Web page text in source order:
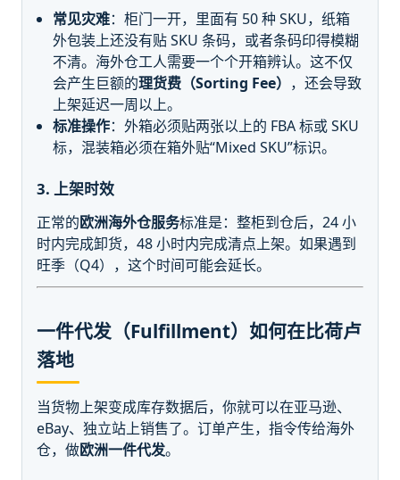
常见灾难：柜门一开，里面有 50 种 SKU，纸箱
外包装上还没有贴 SKU 条码，或者条码印得模糊
不清。海外仓工人需要一个个开箱辨认。这不仅
会产生巨额的理货费（Sorting Fee） ，还会导致
上架延迟一周以上。
标准操作：外箱必须贴两张以上的 FBA 标或 SKU
标，混装箱必须在箱外贴“Mixed SKU”标识。
3. 上架时效
正常的欧洲海外仓服务标准是：整柜到仓后，24 小
时内完成卸货，48 小时内完成清点上架。如果遇到
旺季（Q4），这个时间可能会延长。
一件代发（Fulfillment）如何在比荷卢
落地
当货物上架变成库存数据后，你就可以在亚马逊、
eBay、独立站上销售了。订单产生，指令传给海外
仓，做欧洲一件代发。